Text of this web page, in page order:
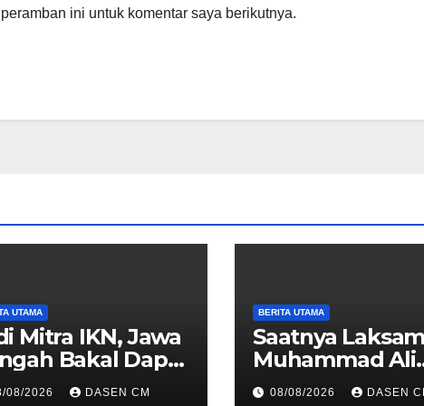
ini untuk komentar saya berikutnya.
UTAMA
Mitra IKN, Jawa
Bakal Dapat
Fiskal
08/2026 DASEN CM
BERITA UTAMA
Saatnya
Muhammad Ali
Memimpin TNI:
08/08/2026 DASEN